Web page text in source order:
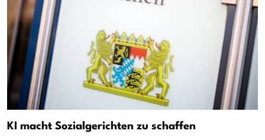
KI macht Sozialgerichten zu schaffen